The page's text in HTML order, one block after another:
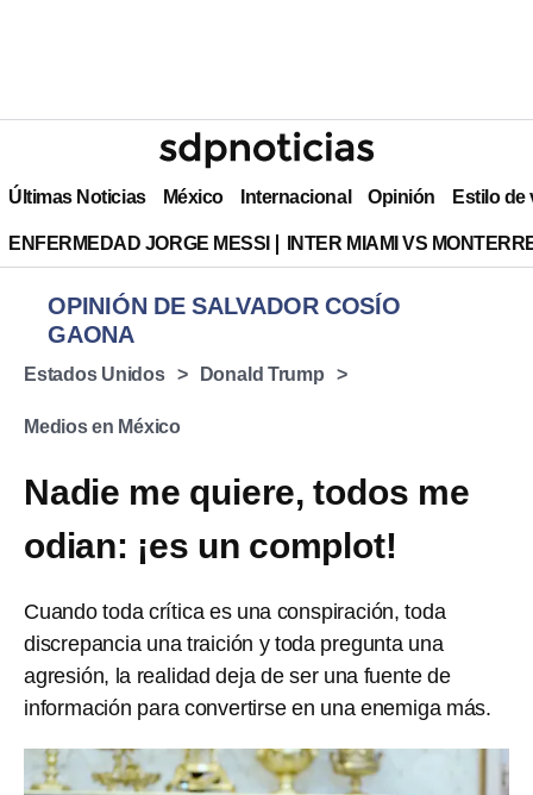
Últimas Noticias México Internacional Opinión Estilo de
ENFERMEDAD JORGE MESSI INTER MIAMI VS
OPINIÓN DE SALVADOR COSÍO
GAONA
Estados Unidos Donald Trump
Medios en México
Nadie me quiere, todos me
odian: ¡es un complot!
Cuando toda crítica es una conspiración, toda
discrepancia una traición y toda pregunta una
agresión, la realidad deja de ser una fuente de
información para convertirse en una enemiga más.